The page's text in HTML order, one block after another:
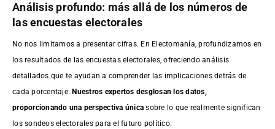
Análisis profundo: más allá de los números de
las encuestas electorales
No nos limitamos a presentar cifras. En Electomanía, profundizamos en
los resultados de las encuestas electorales, ofreciendo análisis
detallados que te ayudan a comprender las implicaciones detrás de
cada porcentaje. Nuestros expertos desglosan los datos,
proporcionando una perspectiva única sobre lo que realmente significan
los sondeos electorales para el futuro político.